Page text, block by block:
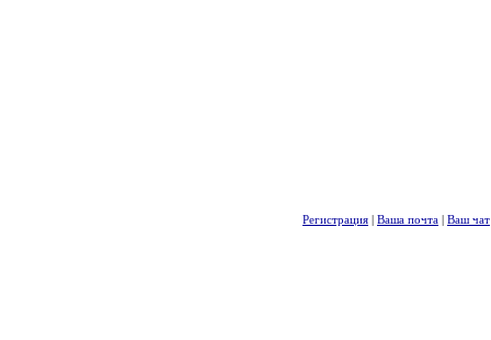
Регистрация | Ваша почта | Ваш чат